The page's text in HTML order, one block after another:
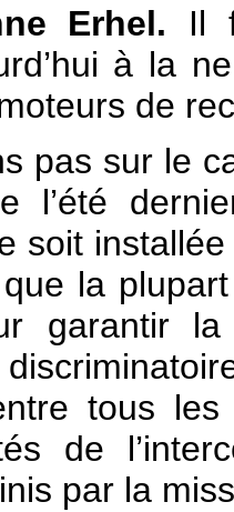
Erhel. Il
à la
de
pas sur le
l’été
soit installée
la
garantir
tous les
de
par la